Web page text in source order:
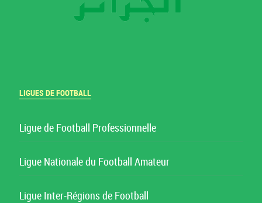
LIGUES DE FOOTBALL
Ligue de Football Professionnelle
Ligue Nationale du Football Amateur
Ligue Inter-Régions de Football